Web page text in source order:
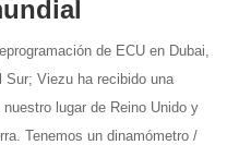
de ECU en Dubai,
Sur; Viezu ha recibido una
lugar de Reino Unido y
Tenemos un dinamómetro /